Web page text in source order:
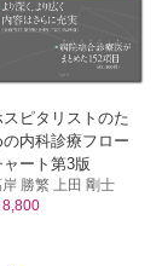
る腎障害が疑われ
抗菌薬）による腎
起不全が疑われた！
害が疑われた！
る貧血が疑わ
スピタリストのた
の内科診療フロー
ャート第3版
勝繁 上田 剛士
8,800